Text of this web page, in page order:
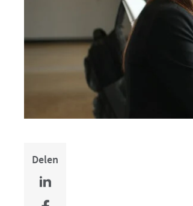
Delen